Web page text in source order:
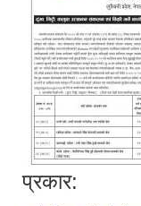
प्रकार: